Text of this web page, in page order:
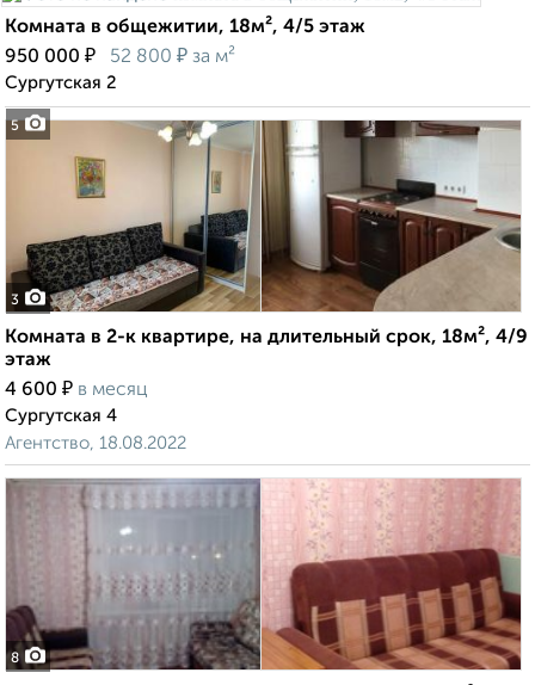
5
Комната в общежитии, 18м², 4/5 этаж
950 000 ₽ 52 800 ₽ за м²
Сургутская 2
3
Комната в 2-к квартире, на длительный срок, 18м², 4/9
этаж
4 600 ₽ в месяц
Сургутская 4
Агентство, 18.08.2022
8